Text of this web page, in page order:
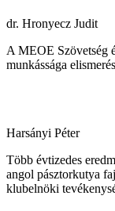
dr. Hronyecz Judit
A MEOE Szövetség
munkássága
Harsányi Péter
Több évtizedes
angol pásztorkutya
klubelnöki